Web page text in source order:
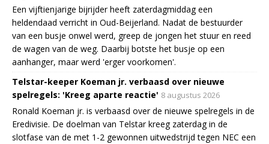
Een vijftienjarige bijrijder heeft zaterdagmiddag een
heldendaad verricht in Oud-Beijerland. Nadat de bestuurder
van een busje onwel werd, greep de jongen het stuur en reed
de wagen van de weg. Daarbij botste het busje op een
aanhanger, maar werd 'erger voorkomen'.
Telstar-keeper Koeman jr. verbaasd over nieuwe
spelregels: 'Kreeg aparte reactie' 8 augustus 2026
Ronald Koeman jr. is verbaasd over de nieuwe spelregels in de
Eredivisie. De doelman van Telstar kreeg zaterdag in de
slotfase van de met 1-2 gewonnen uitwedstrijd tegen NEC een